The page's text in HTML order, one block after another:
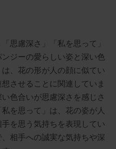
思慮深さ」「私を思って」
ジーの愛らしい姿と深い色
、花の形が人の顔に似てい
させることに関連していま
色合いが思慮深さを感じさ
を思って」は、花の姿が人
を思う気持ちを表現してい
相手への誠実な気持ちや深